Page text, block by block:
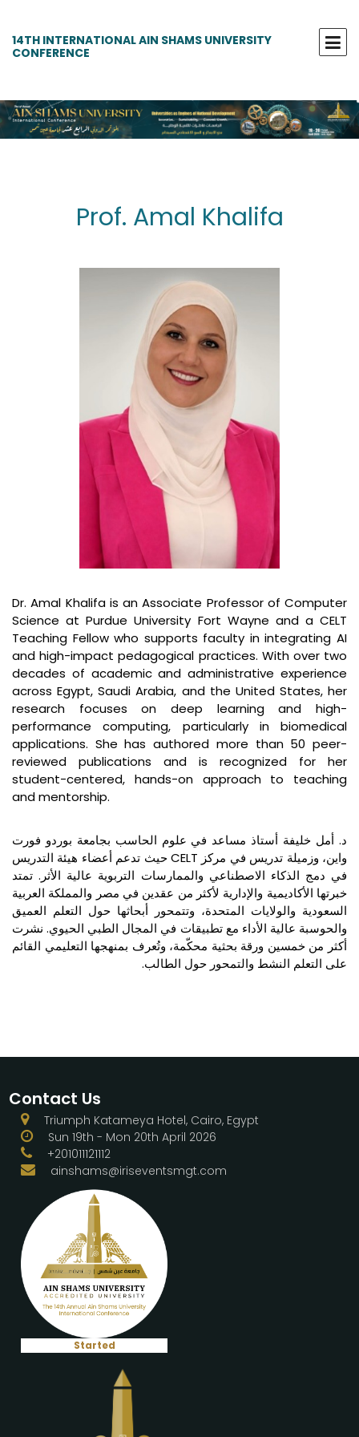
14TH INTERNATIONAL AIN SHAMS UNIVERSITY
CONFERENCE
Prof. Amal Khalifa
Dr. Amal Khalifa is an Associate Professor of Computer
Science at Purdue University Fort Wayne and a CELT
Teaching Fellow who supports faculty in integrating AI
and high-impact pedagogical practices. With over two
decades of academic and administrative experience
across Egypt, Saudi Arabia, and the United States, her
research focuses on deep learning and high-
performance computing, particularly in biomedical
applications. She has authored more than 50 peer-
reviewed publications and is recognized for her
student-centered, hands-on approach to teaching
and mentorship.
د. أمل خليفة أستاذ مساعد في علوم الحاسب بجامعة بوردو فورت
واين، وزميلة تدريس في مركز CELT حيث تدعم أعضاء هيئة التدريس
في دمج الذكاء الاصطناعي والممارسات التربوية عالية الأثر. تمتد
خبرتها الأكاديمية والإدارية لأكثر من عقدين في مصر والمملكة العربية
السعودية والولايات المتحدة، وتتمحور أبحاثها حول التعلم العميق
والحوسبة عالية الأداء مع تطبيقات في المجال الطبي الحيوي. نشرت
أكثر من خمسين ورقة بحثية محكّمة، وتُعرف بمنهجها التعليمي القائم
على التعلم النشط والتمحور حول الطالب.
Contact Us
Triumph Katameya Hotel, Cairo, Egypt
Sun 19th - Mon 20th April 2026
+201011121112
ainshams@iriseventsmgt.com
Started